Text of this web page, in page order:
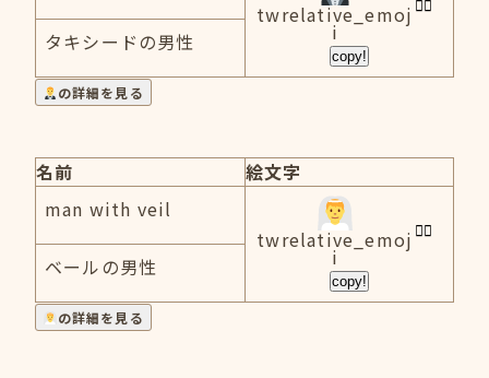
twrelative_emoj
i
copy!
タキシードの男性
の詳細を見る
名前
絵文字
man with veil
twrelative_emoj
i
copy!
ベールの男性
の詳細を見る